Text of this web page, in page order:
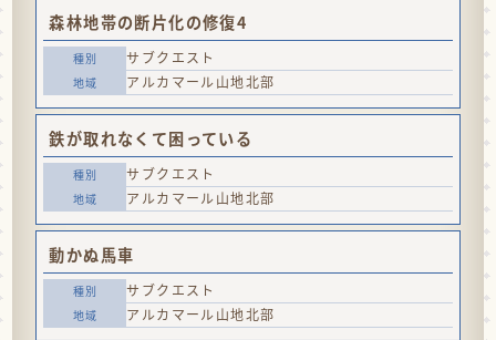
森林地帯の断片化の修復4
サブクエスト
アルカマール山地北部
鉄が取れなくて困っている
サブクエスト
アルカマール山地北部
動かぬ馬車
サブクエスト
アルカマール山地北部